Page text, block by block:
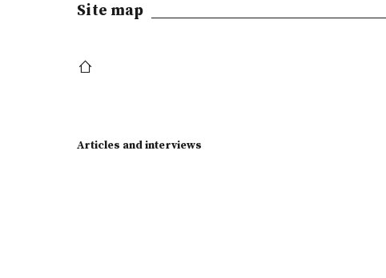
Site map
Articles and interviews